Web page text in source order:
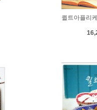
퀼트아플리